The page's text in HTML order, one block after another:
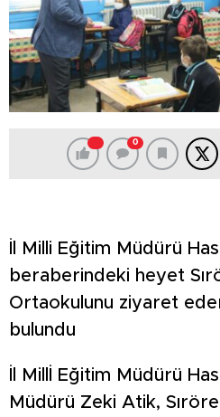
0
İl Milli Eğitim Müdürü
beraberindeki heyet
Ortaokulunu ziyaret
bulundu
İl Millİ Eğitim Müdürü
Müdürü Zeki Atik,